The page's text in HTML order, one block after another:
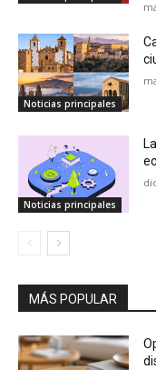
Noticias principales
Noticias principales
MÁS POPULAR